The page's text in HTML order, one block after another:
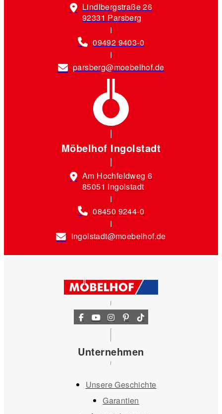
Lindlbergstraße 26
92331 Parsberg
09492 9403-0
parsberg@moebelhof.de
Möbelhof Ingolstadt
Am Hochfeldweg 6
85051 Ingolstadt
08450 9244-0
ingolstadt@moebelhof.de
Unternehmen
Unsere Geschichte
Garantien